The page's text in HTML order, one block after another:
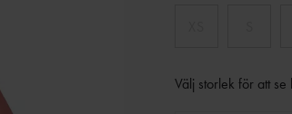
Välj storlek för att se